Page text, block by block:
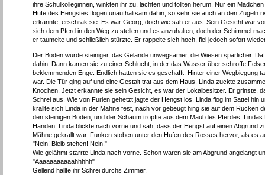
ihre Schulkolleginnen, winkten ihr zu, lachten und tollten herum. Nur ein
Hufe des Hengstes flogen unaufhaltsam dahin, so sehr sie auch an den Zügeln
erkannte, erschrak sie. Es war Georg, doch wie sah er aus: Sein Gesicht war
sich dem Pferd in den Weg zu stellen und es anzuhalten, doch der Schimmel
er taumelte und schließlich stürzte. Er rappelte sich hoch, fiel jedoch sofort
Der Boden wurde steiniger, das Gelände unwegsamer, die Wiesen spärlicher.
dahin. Dann kamen sie zu einer Schlucht, in der das Wasser über schroffe
beklemmenden Enge. Endlich hatten sie es geschafft. Hinter einer
war. Die Tür ging auf und eine Gestalt trat aus dem Haus. Linda zuckte
Knochen. Jetzt erkannte sie sein Gesicht, es war der Lokalbesitzer. Er grinste,
Schrei aus. Wie von Furien gehetzt jagte der Hengst los. Linda flog im Sattel
krallte sich Linda in der Mähne fest, nach vor gebeugt hing sie auf dem Rücken
den steinigen Boden, und der Schaum tropfte aus dem Maul des Pferdes.
Händen. Linda blickte nach vorne und sah, dass der Hengst auf einen Abgrund
Mähne gekrallt war. Funken stoben unter den Hufen des Rosses hervor, als es
"Nein! Bleib stehen! Nein!"
Wie gelähmt starrte Linda nach vorne. Schon waren sie am Abgrund angelangt
"Aaaaaaaaaaahhhhh"
Gellend hallte ihr Schrei durchs Zimmer.